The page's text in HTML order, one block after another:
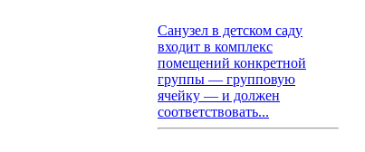
Санузел в детском саду
входит в комплекс
помещений конкретной
группы — групповую
ячейку — и должен
соответствовать...